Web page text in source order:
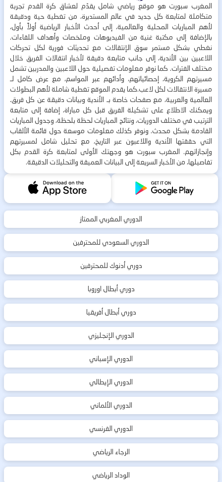
المغرب سبورت هو موقع رياضي شامل يقدّم لعشاق كرة القدم تجربة
متكاملة لمتابعة كل جديد في عالم المستديرة، من تغطية حية ودقيقة
لأهم المباريات المحلية والعالمية، إلى أحدث الأخبار الرياضية أولاً بأول،
بالإضافة إلى مكتبة غنية من الفيديوهات وملخصات وأهداف اللقاءات.
نغطي بشكل مستمر سوق الإنتقالات مع تحديثات فورية لكل تحركات
اللاعبين بين الأندية، إلى جانب متابعة دقيقة لأخبار انتقالات الفريق خلال
مختلف الفترات. كما نوفر معلومات تفصيلية حول اللاعبين والمدربين تشمل
مسيرتهم الكروية، إحصائياتهم، وأدائهم عبر المواسم، مع عرض كامل لـ
مسيرة الانتقالات لكل لاعب.كما يقدم الموقع تغطية شاملة لأهم البطولات
العالمية والعربية، مع صفحات خاصة بـ الأندية وبيانات دقيقة عن كل فريق.
ويمكنك الاطلاع على تشكيلة الفريق قبل كل مباراة، إضافة إلى متابعة
الترتيب في مختلف الدوريات، ونتائج المباريات لحظة بلحظة، وجدول المباريات
القادمة بشكل محدث. ونوفر كذلك معلومات موسعة حول قائمة الألقاب
التي حققتها الأندية واللاعبون عبر التاريخ، مع تحليل شامل لمسيرتهم
وإنجازاتهم. المغرب سبورت هو وجهتك الأولى لمتابعة كرة القدم بكل
تفاصيلها، من الأخبار السريعة إلى البيانات العميقة والتحليلات الدقيقة.
الدوري المغربي الممتاز
الدوري السعودي للمحترفين
دوري أدنوك للمحترفين
دوري أبطال اوروبا
دوري أبطال أفريقيا
الدوري الإنجليزي
الدوري الإسباني
الدوري الإيطالي
الدوري الألماني
الدوري الفرنسي
الرجاء الرياضي
الوداد الرياضي